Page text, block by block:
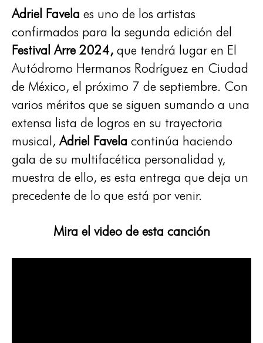
Adriel Favela es uno de los artistas
confirmados para la segunda edición del
Festival Arre 2024, que tendrá lugar en El
Autódromo Hermanos Rodríguez en Ciudad
de México, el próximo 7 de septiembre. Con
varios méritos que se siguen sumando a una
extensa lista de logros en su trayectoria
musical, Adriel Favela continúa haciendo
gala de su multifacética personalidad y,
muestra de ello, es esta entrega que deja un
precedente de lo que está por venir.
Mira el video de esta canción